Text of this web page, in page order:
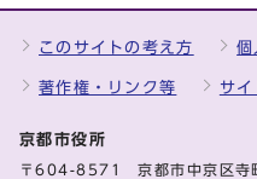
このサイトの考え方 個
著作権・リンク等 サイ
京都市役所
〒604-8571 京都市中京区寺